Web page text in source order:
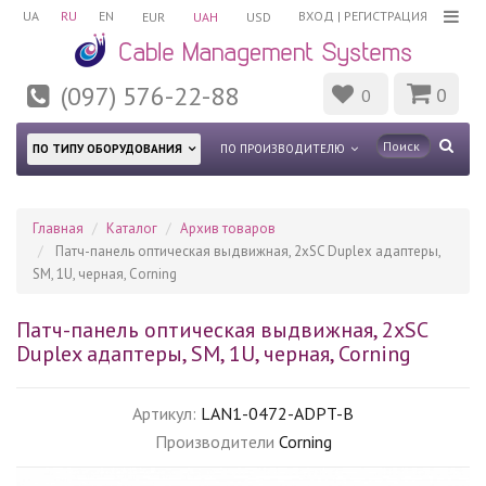
UA RU EN ВХОД | РЕГИСТРАЦИЯ
EUR UAH USD
(097) 576-22-88 0 0
ПО ТИПУ ОБОРУДОВАНИЯ ПО ПРОИЗВОДИТЕЛЮ
Главная Каталог
Архив товаров
Патч-панель оптическая выдвижная, 2xSC Duplex адаптеры,
SM, 1U, черная, Corning
Патч-панель оптическая выдвижная, 2xSC
Duplex адаптеры, SM, 1U, черная, Corning
Артикул: LAN1-0472-ADPT-B
Производители Corning